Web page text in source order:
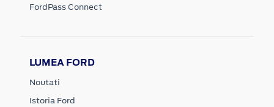
FordPass Connect
LUMEA FORD
Noutati
Istoria Ford